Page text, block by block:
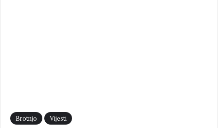
Brotnjo Vijesti